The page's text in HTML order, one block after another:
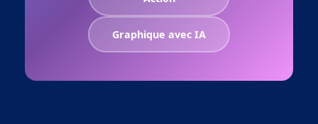
Graphique avec IA